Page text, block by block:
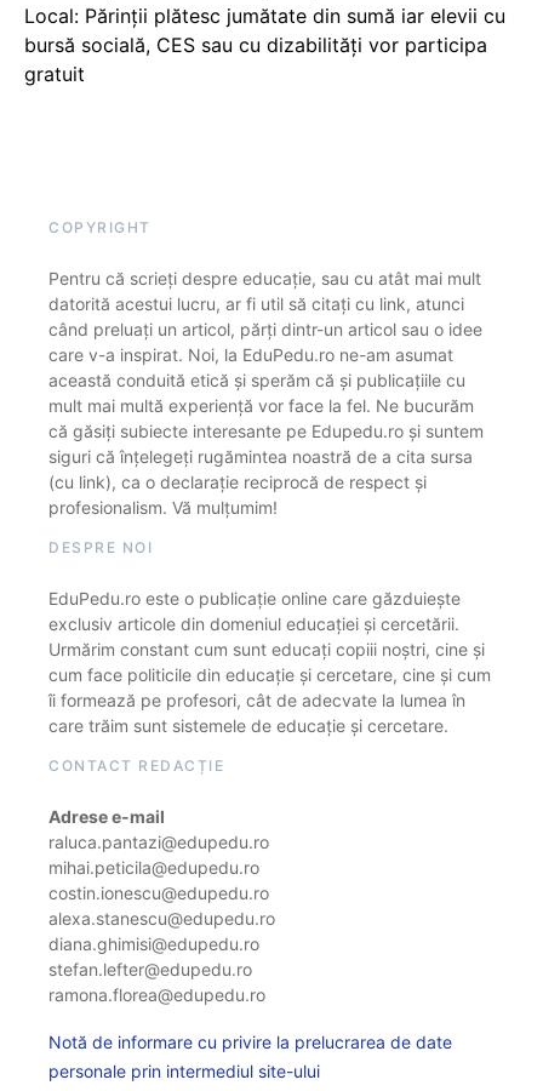
Local: Părinții plătesc jumătate din sumă iar elevii cu
bursă socială, CES sau cu dizabilităţi vor participa
gratuit
COPYRIGHT
Pentru că scrieți despre educație, sau cu atât mai mult
datorită acestui lucru, ar fi util să citați cu link, atunci
când preluați un articol, părți dintr-un articol sau o idee
care v-a inspirat. Noi, la EduPedu.ro ne-am asumat
această conduită etică și sperăm că și publicațiile cu
mult mai multă experiență vor face la fel. Ne bucurăm
că găsiți subiecte interesante pe Edupedu.ro și suntem
siguri că înțelegeți rugămintea noastră de a cita sursa
(cu link), ca o declarație reciprocă de respect și
profesionalism. Vă mulțumim!
DESPRE NOI
EduPedu.ro este o publicație online care găzduiește
exclusiv articole din domeniul educației și cercetării.
Urmărim constant cum sunt educați copiii noștri, cine și
cum face politicile din educație și cercetare, cine și cum
îi formează pe profesori, cât de adecvate la lumea în
care trăim sunt sistemele de educație și cercetare.
CONTACT REDACȚIE
Adrese e-mail
raluca.pantazi@edupedu.ro
mihai.peticila@edupedu.ro
costin.ionescu@edupedu.ro
alexa.stanescu@edupedu.ro
diana.ghimisi@edupedu.ro
stefan.lefter@edupedu.ro
ramona.florea@edupedu.ro
Notă de informare cu privire la prelucrarea de date
personale prin intermediul site-ului